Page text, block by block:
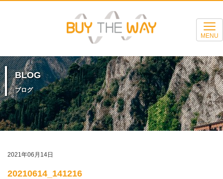
MENU
BLOG
ブログ
2021年06月14日
20210614_141216